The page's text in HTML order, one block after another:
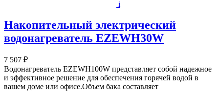
i
Накопительный электрический
водонагреватель EZEWH30W
7 507 ₽
Водонагреватель EZEWH100W представляет собой надежное
и эффективное решение для обеспечения горячей водой в
вашем доме или офисе.Объем бака составляет